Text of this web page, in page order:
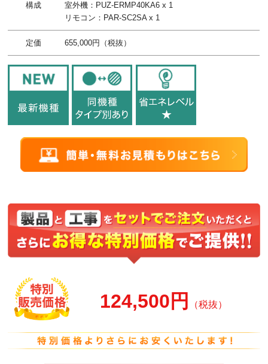
構成
室外機：PUZ-ERMP40KA6 x 1
リモコン：PAR-SC2SA x 1
定価 655,000円（税抜）
124,500円 （税抜）